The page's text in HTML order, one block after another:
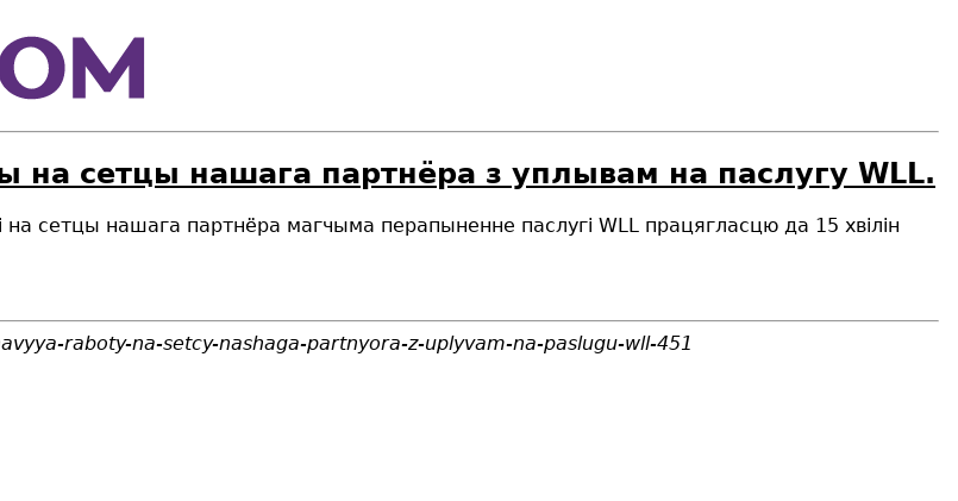
на сетцы нашага партнёра з уплывам на паслугу WLL.
сетцы нашага партнёра магчыма перапыненне паслугі WLL працягласцю да 15 хвілін
raboty-na-setcy-nashaga-partnyora-z-uplyvam-na-paslugu-wll-451